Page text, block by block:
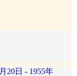
20日 - 1955年